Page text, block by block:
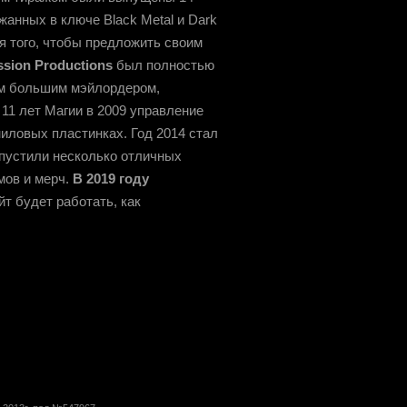
в ключе Black Metal и Dark
того, чтобы предложить своим
Productions был полностью
большим мэйлордером,
лет Магии в 2009 управление
пластинках. Год 2014 стал
несколько отличных
и мерч. В 2019 году
будет работать, как